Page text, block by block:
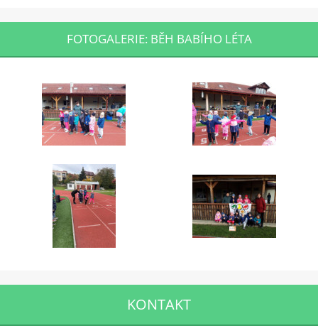
FOTOGALERIE: BĚH BABÍHO LÉTA
KONTAKT